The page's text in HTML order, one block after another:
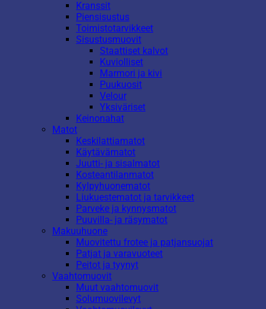
Kranssit
Piensisustus
Toimistotarvikkeet
Sisustusmuovit
Staattiset kalvot
Kuviolliset
Marmori ja kivi
Puukuosit
Velour
Yksiväriset
Keinonahat
Matot
Keskilattiamatot
Käytävämatot
Juutti- ja sisalmatot
Kosteantilanmatot
Kylpyhuonematot
Liukuestematot ja tarvikkeet
Parveke ja kynnysmatot
Puuvilla- ja räsymatot
Makuuhuone
Muovitettu frotee ja patjansuojat
Patjat ja varavuoteet
Peitot ja tyynyt
Vaahtomuovit
Muut vaahtomuovit
Solumuovilevyt